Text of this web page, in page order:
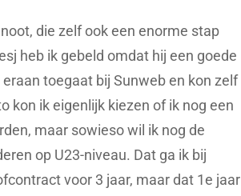
die zelf ook een enorme stap
heb ik gebeld omdat hij een goede
toegaat bij Sunweb en kon zelf
kon ik eigenlijk kiezen of ik nog een
maar sowieso wil ik nog de
op U23-niveau. Dat ga ik bij
voor 3 jaar, maar dat 1e jaar